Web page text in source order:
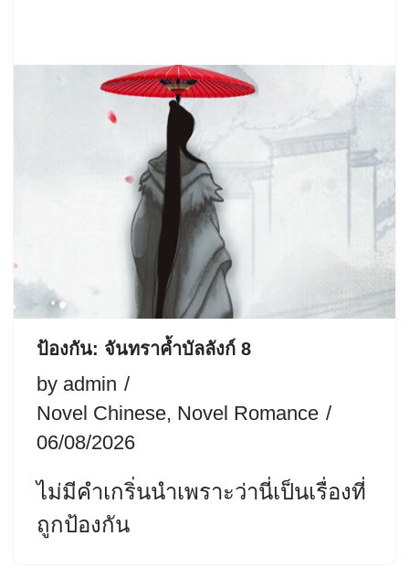
ป้องกัน: จันทราค้ำบัลลังก์ 8
by admin
Novel Chinese, Novel Romance
06/08/2026
ไม่มีคำเกริ่นนำเพราะว่านี่เป็นเรื่องที่
ถูกป้องกัน